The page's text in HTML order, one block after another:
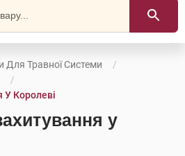
Для Травної Системи
У Королеві
у